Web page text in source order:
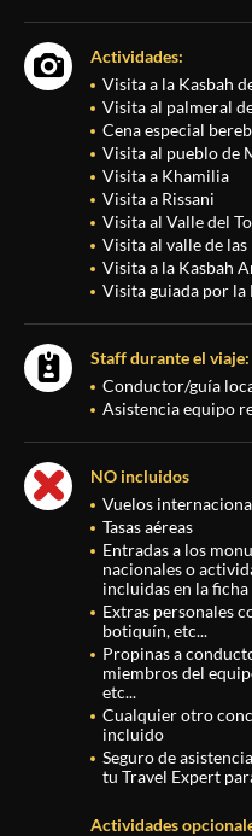
Actividades:
Visita a la Kasbah
Visita al palmeral
Cena especial
Visita al pueblo de
Visita a Khamilia
Visita a Rissani
Visita al Valle del
Visita al valle de las
Visita a la Kasbah
Visita guiada por la
Staff durante el viaje:
Conductor/guía
Asistencia equipo
NO incluidos
Vuelos
Tasas aéreas
Entradas a los
nacionales o
incluidas en la
Extras personales
botiquín, etc...
Propinas a
miembros del
etc...
Cualquier otro
incluido
Seguro de
tu Travel Expert
Actividades